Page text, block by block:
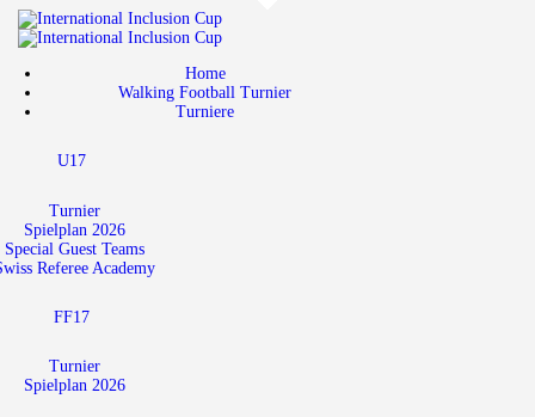
Home
Walking Football Turnier
Turniere
U17
Turnier
Spielplan 2026
Special Guest Teams
Referee Academy
FF17
Turnier
Spielplan 2026
Home
Walking Football Turnier
Unterstützer
Über uns
Archiv